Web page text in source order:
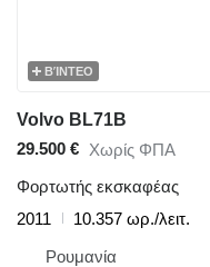
ΒΊΝΤΕΟ
Volvo BL71B
29.500 € Χωρίς ΦΠΑ
Φορτωτής εκσκαφέας
2011
10.357 ωρ./λειτ.
Ρουμανία